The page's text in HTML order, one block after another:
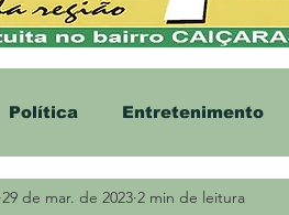
Política Entretenimento
Meio Ambiente Divulgação
29 de mar. de 2023 2 min de leitura